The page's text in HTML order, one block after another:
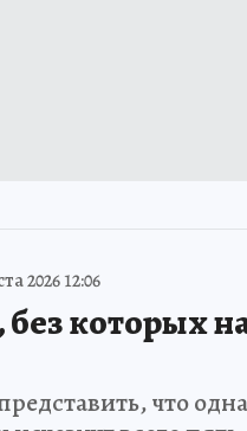
2026 12:06
которых
что